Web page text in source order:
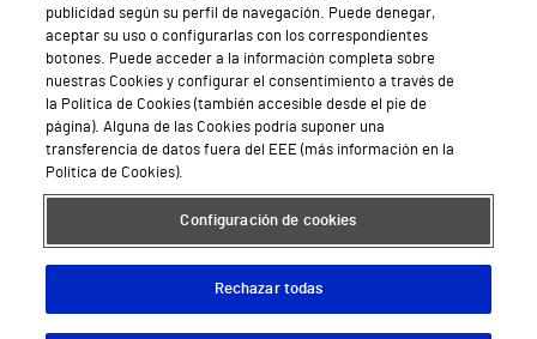
Trabajar en Vithas
Teléfono Cita Médica
Teléfono Atención al Cliente
Política de seguridad y salud en el trabajo
Conoce a Supervita
Aviso Legal Política de cookies Política de privacidad Mapa web Protección de datos
publicidad según su perfil de navegación. Puede denegar,
aceptar su uso o configurarlas con los correspondientes
botones. Puede acceder a la información completa sobre
nuestras Cookies y configurar el consentimiento a través de
la Política de Cookies (también accesible desde el pie de
página). Alguna de las Cookies podría suponer una
transferencia de datos fuera del EEE (más información en la
Política de Cookies).
Configuración de cookies
Rechazar todas